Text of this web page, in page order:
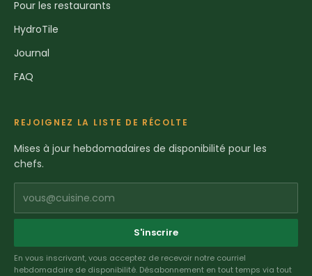
Pour les restaurants
HydroTile
Journal
FAQ
REJOIGNEZ LA LISTE DE RÉCOLTE
Mises à jour hebdomadaires de disponibilité pour les
chefs.
vous@cuisine.com
S'inscrire
En vous inscrivant, vous acceptez de recevoir notre courriel
hebdomadaire de disponibilité. Désabonnement en tout temps via tout